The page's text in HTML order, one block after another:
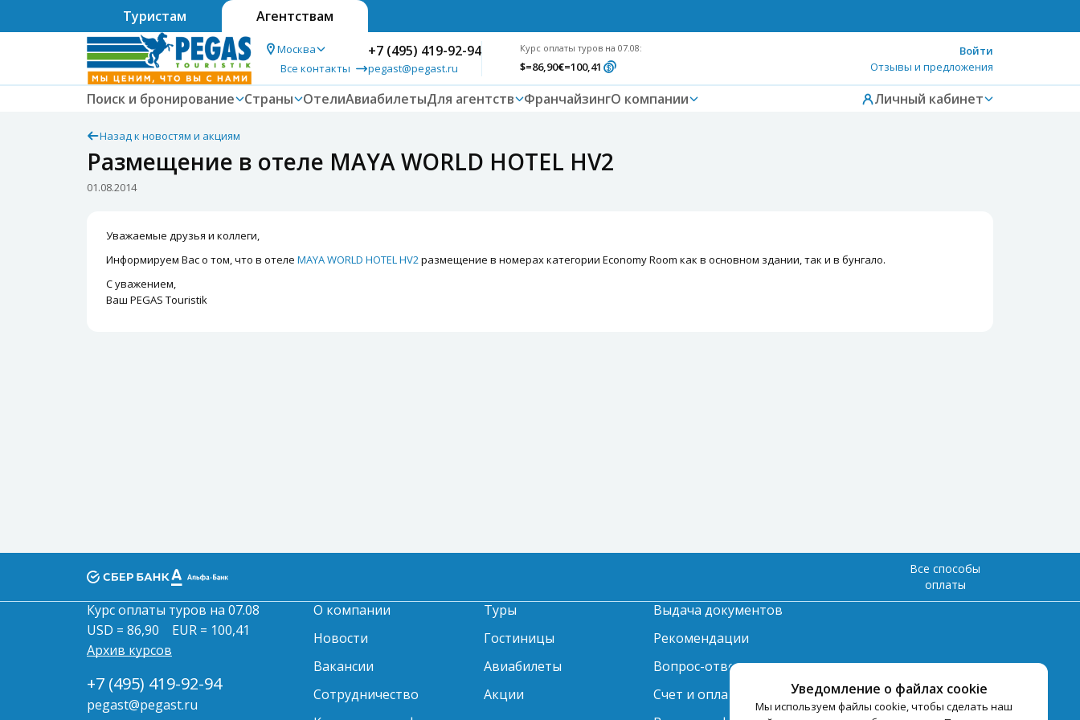
Туристам Агентствам
Москва
Все контакты
+7 (495) 419-92-94
pegast@pegast.ru
Курс оплаты туров на 07.08:
$=86,90€=100,41
Войти
Отзывы и предложения
Поиск и бронирование Страны ОтелиАвиабилетыДля агентств ФранчайзингО компании Личный кабинет
Назад к новостям и акциям
Размещение в отеле MAYA WORLD HOTEL HV2
01.08.2014
Уважаемые друзья и коллеги,
Информируем Вас о том, что в отеле MAYA WORLD HOTEL HV2размещение в номерах категории Economy Room как в основном здании, так и в бунгало.
С уважением,
Ваш PEGAS Touristik
Уведомление о файлах cookie
Мы используем файлы cookie, чтобы сделать наш
Все способы
оплаты
Курс оплаты туров на 07.08
USD = 86,90
EUR = 100,41
Архив курсов
+7 (495) 419-92-94
pegast@pegast.ru
О компании
Новости
Вакансии
Сотрудничество
Туры
Гостиницы
Авиабилеты
Акции
Выдача документов
Рекомендации
Вопрос-ответ
Счет и оплата